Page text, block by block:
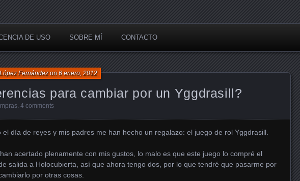
DE USO SOBRE MÍ CONTACTO
para cambiar por un Yggdrasill?
Fernándezon6 enero, 2012
. 4 comments
el día de reyes y mis padres me han hecho un regalazo: el juego de rol Yggdrasill.
acertado plenamente con mis gustos, lo malo es que este juego lo compré el
salida a Holocubierta, así que ahora tengo dos, por lo que tendré que pasarme por
por otras cosas.